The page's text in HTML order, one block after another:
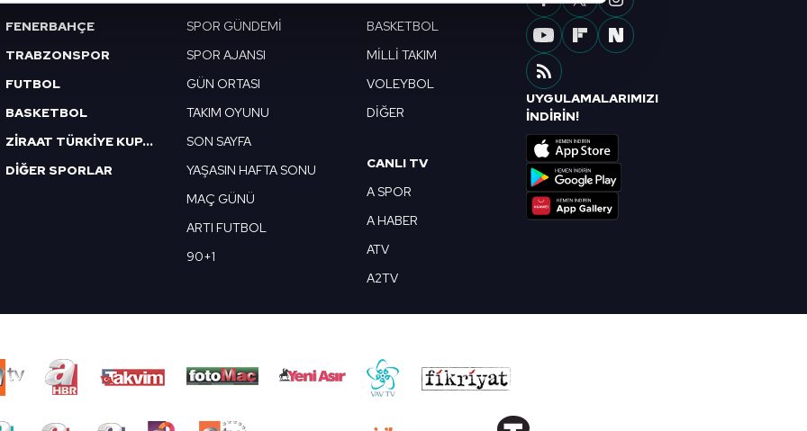
için İnternet Sitemizde kendimize ve üçüncü kişilere ait çerezler kullanılmaktadır. Bu
verileriniz işlenmekte olup gerekli olan çerezler bilgi toplumu hizmetlerinin sunulması
amaçlarıyla sınırlı olarak açık rızanız dahilinde kullanılacaktır.
yer alan panel vasıtasıyla belirleyebilirsiniz. Çerezlere ilişkin detaylı bilgi için Ayarlar
Kanunu uyarınca hazırlanmış Aydınlatma Metnimizi okumak ve sitemizde ilgili
FENERBAHÇE
TRABZONSPOR
FUTBOL
BASKETBOL
ZİRAAT TÜRKİYE KUPASI
DİĞER SPORLAR
SPOR GÜNDEMİ
SPOR AJANSI
GÜN ORTASI
TAKIM OYUNU
SON SAYFA
YAŞASIN HAFTA SONU
MAÇ GÜNÜ
ARTI FUTBOL
90+1
BASKETBOL
MİLLİ TAKIM
VOLEYBOL
DİĞER
CANLI TV
A SPOR
A HABER
ATV
A2TV
UYGULAMALARIMIZI
İNDİRİN!